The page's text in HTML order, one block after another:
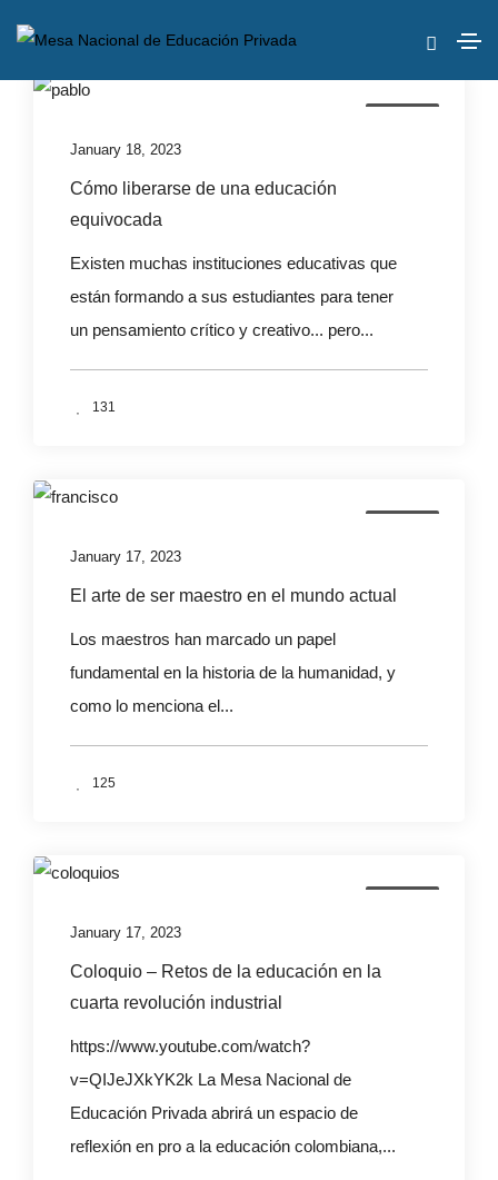
January 18, 2023
Cómo liberarse de una educación
equivocada
Existen muchas instituciones educativas que
están formando a sus estudiantes para tener
un pensamiento crítico y creativo... pero...
131
January 17, 2023
El arte de ser maestro en el mundo actual
Los maestros han marcado un papel
fundamental en la historia de la humanidad, y
como lo menciona el...
125
January 17, 2023
Coloquio – Retos de la educación en la
cuarta revolución industrial
https://www.youtube.com/watch?
v=QIJeJXkYK2k La Mesa Nacional de
Educación Privada abrirá un espacio de
reflexión en pro a la educación colombiana,...